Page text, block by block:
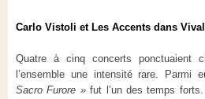
Carlo Vistoli et Les Accents dans
Quatre à cinq concerts ponctuaient
l’ensemble une intensité rare. Parmi
Sacro Furore »fut l’un des temps